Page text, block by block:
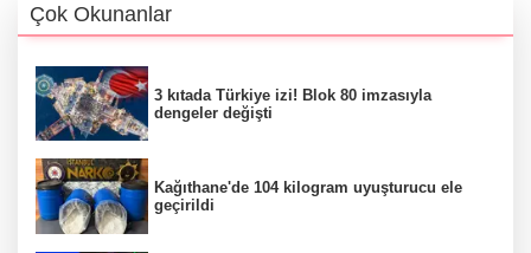
Çok Okunanlar
3 kıtada Türkiye izi! Blok 80 imzasıyla
dengeler değişti
Kağıthane'de 104 kilogram uyuşturucu ele
geçirildi